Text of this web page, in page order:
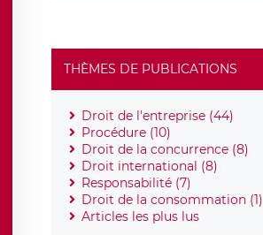
THÈMES DE PUBLICATIONS
Droit de l'entreprise (44)
Procédure (10)
Droit de la concurrence (8)
Droit international (8)
Responsabilité (7)
Droit de la consommation (1)
Articles les plus lus